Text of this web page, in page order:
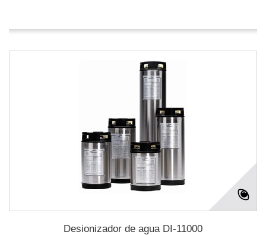
Desionizador de agua DI-11000